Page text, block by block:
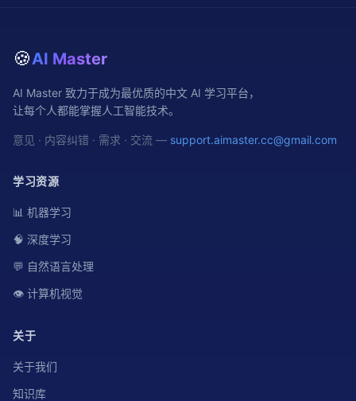
🍪AI Master
AI Master 致力于成为最优质的中文 AI 学习平台，
让每个人都能掌握人工智能技术。
意见 · 内容纠错 · 需求 · 交流 — support.aimaster.cc@gmail.com
学习资源
📊 机器学习
🧠 深度学习
💬 自然语言处理
👁️ 计算机视觉
关于
关于我们
知识库